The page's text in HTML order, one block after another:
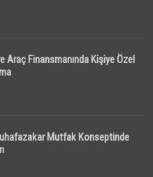
Araç Finansmanında Kişiye Özel
Mutfak Konseptinde